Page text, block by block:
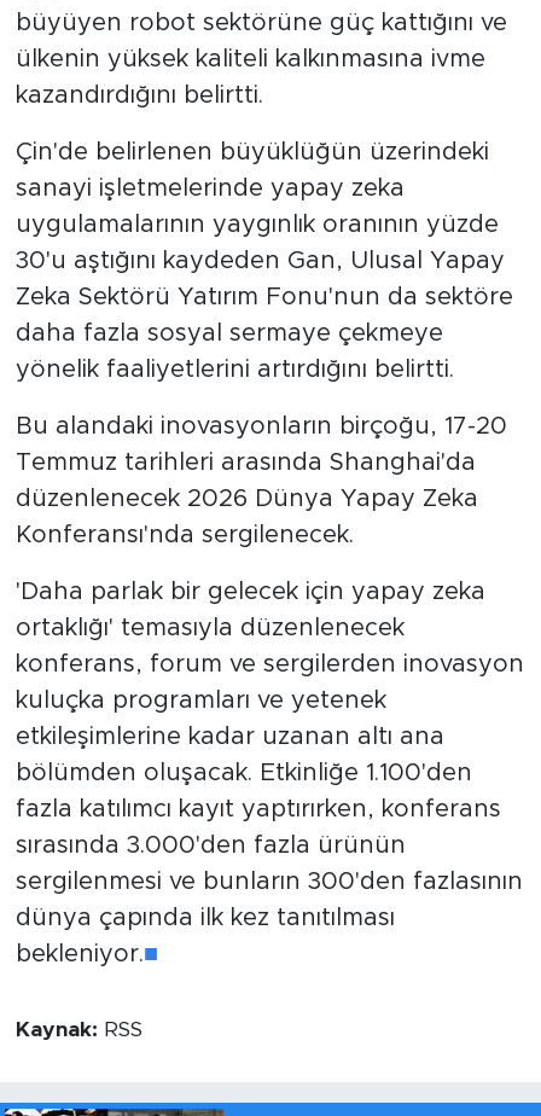
büyüyen robot sektörüne güç kattığını ve
ülkenin yüksek kaliteli kalkınmasına ivme
kazandırdığını belirtti.
Çin'de belirlenen büyüklüğün üzerindeki
sanayi işletmelerinde yapay zeka
uygulamalarının yaygınlık oranının yüzde
30'u aştığını kaydeden Gan, Ulusal Yapay
Zeka Sektörü Yatırım Fonu'nun da sektöre
daha fazla sosyal sermaye çekmeye
yönelik faaliyetlerini artırdığını belirtti.
Bu alandaki inovasyonların birçoğu, 17-20
Temmuz tarihleri arasında Shanghai'da
düzenlenecek 2026 Dünya Yapay Zeka
Konferansı'nda sergilenecek.
'Daha parlak bir gelecek için yapay zeka
ortaklığı' temasıyla düzenlenecek
konferans, forum ve sergilerden inovasyon
kuluçka programları ve yetenek
etkileşimlerine kadar uzanan altı ana
bölümden oluşacak. Etkinliğe 1.100'den
fazla katılımcı kayıt yaptırırken, konferans
sırasında 3.000'den fazla ürünün
sergilenmesi ve bunların 300'den fazlasının
dünya çapında ilk kez tanıtılması
bekleniyor.■
Kaynak: RSS